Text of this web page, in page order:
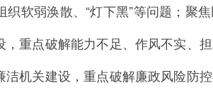
软弱涣散、“灯下黑”等问题；聚
重点破解能力不足、作风不实、
机关建设，重点破解廉政风险防